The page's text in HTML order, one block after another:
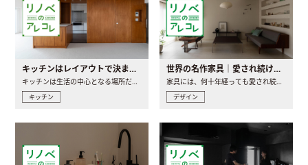
キッチンはレイアウトで決まる。後悔しないための考え方と選び方
キッチンは生活の中心となる場所だからこそ、家の中のどこに置..
キッチン
世界の名作家具｜愛され続ける理由と一生モノとの出会い方
家具には、何十年経っても愛され続ける「名作」と呼ばれるもの..
デザイン